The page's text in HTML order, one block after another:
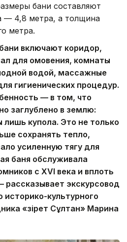
бани составляют
— 4,8 метра, а толщина
метра.
включают коридор,
для омовения, комнаты
водой, массажные
гигиенических процедур.
— в том, что
заглублено в землю:
купола. Это не только
сохранять тепло,
усиленную тягу для
баня обслуживала
с XVI века и вплоть
рассказывает экскурсовод
историко-культурного
«Әзірет Сұлтан» Марина